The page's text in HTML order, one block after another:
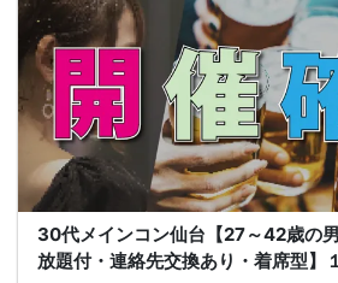
30代メインコン仙台【27～42歳の
放題付・連絡先交換あり・着席型】